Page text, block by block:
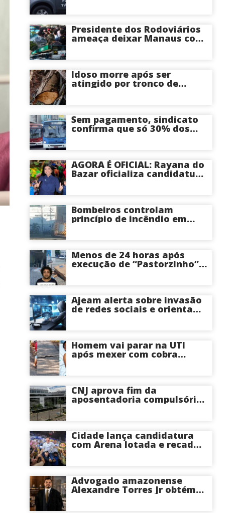
Presidente dos Rodoviários
ameaça deixar Manaus com
Idoso morre após ser
atingido por tronco de
Sem pagamento, sindicato
confirma que só 30% dos
AGORA É OFICIAL: Rayana do
Bazar oficializa candidatura
Bombeiros controlam
princípio de incêndio em
Menos de 24 horas após
execução de “Pastorzinho”
incêndio; veja vídeo
Ajeam alerta sobre invasão
de redes sociais e orienta
Homem vai parar na UTI
após mexer com cobra
CNJ aprova fim da
aposentadoria compulsória
Cidade lança candidatura
com Arena lotada e recado
Advogado amazonense
Alexandre Torres Jr obtém